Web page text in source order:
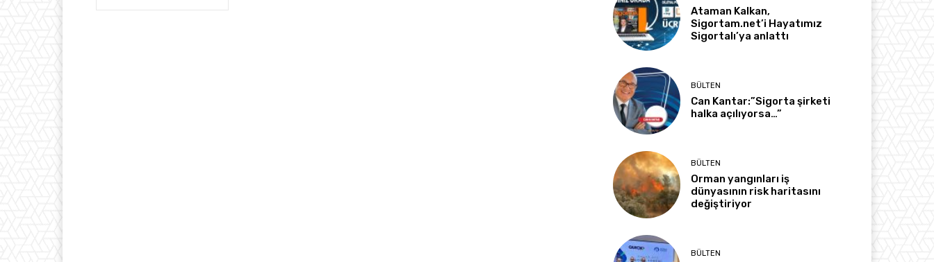
Ataman Kalkan,
Sigortam.net’i Hayatımız
Sigortalı’ya anlattı
BÜLTEN
Can Kantar:”Sigorta şirketi
halka açılıyorsa…”
BÜLTEN
Orman yangınları iş
dünyasının risk haritasını
değiştiriyor
BÜLTEN